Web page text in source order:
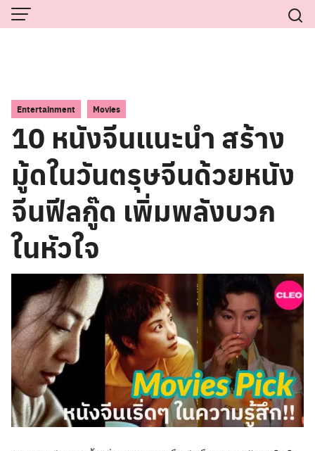
Skip
to
Entertainment Movies
10 หนังจีนแนะนำ สร้าง
มู้ดในวันตรุษจีนด้วยหนัง
จีนฟีลกู๊ด เพิ่มพลังบวก
ในหัวใจ